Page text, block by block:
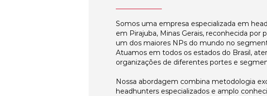
Somos uma empresa especializada em
em Pirajuba, Minas Gerais, reconhecida por
um dos maiores NPs do mundo no
Atuamos em todos os estados do Brasil,
organizações de diferentes portes e
Nossa abordagem combina metodologia
headhunters especializados e amplo